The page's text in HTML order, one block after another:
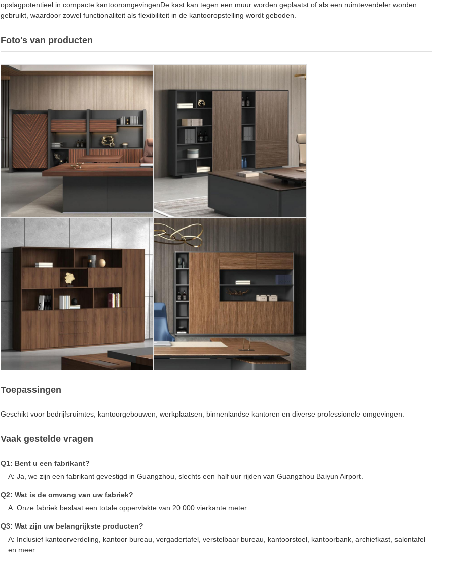
opslagpotentieel in compacte kantooromgevingenDe kast kan tegen een muur worden geplaatst of als een ruimteverdeler worden
gebruikt, waardoor zowel functionaliteit als flexibiliteit in de kantooropstelling wordt geboden.
Foto's van producten
Toepassingen
Geschikt voor bedrijfsruimtes, kantoorgebouwen, werkplaatsen, binnenlandse kantoren en diverse professionele omgevingen.
Vaak gestelde vragen
Q1: Bent u een fabrikant?
A: Ja, we zijn een fabrikant gevestigd in Guangzhou, slechts een half uur rijden van Guangzhou Baiyun Airport.
Q2: Wat is de omvang van uw fabriek?
A: Onze fabriek beslaat een totale oppervlakte van 20.000 vierkante meter.
Q3: Wat zijn uw belangrijkste producten?
A: Inclusief kantoorverdeling, kantoor bureau, vergadertafel, verstelbaar bureau, kantoorstoel, kantoorbank, archiefkast, salontafel
en meer.